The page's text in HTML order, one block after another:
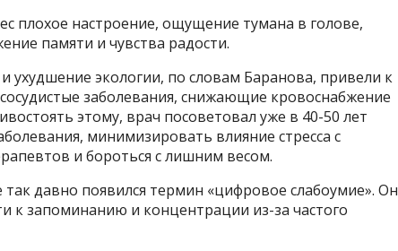
плохое настроение, ощущение тумана в голове,
памяти и чувства радости.
ухудшение экологии, по словам Баранова, привели к
заболевания, снижающие кровоснабжение
этому, врач посоветовал уже в 40-50 лет
минимизировать влияние стресса с
и бороться с лишним весом.
давно появился термин «цифровое слабоумие». Он
к запоминанию и концентрации из-за частого